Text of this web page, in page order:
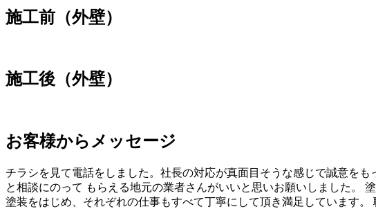
施工前（外壁）
施工後（外壁）
お客様からメッセージ
チラシを見て電話をしました。社長の対応が真面目そうな感じで誠意を
と相談にのって もらえる地元の業者さんがいいと思いお願いしました。
塗装をはじめ、それぞれの仕事もすべて丁寧にして頂き満足しています